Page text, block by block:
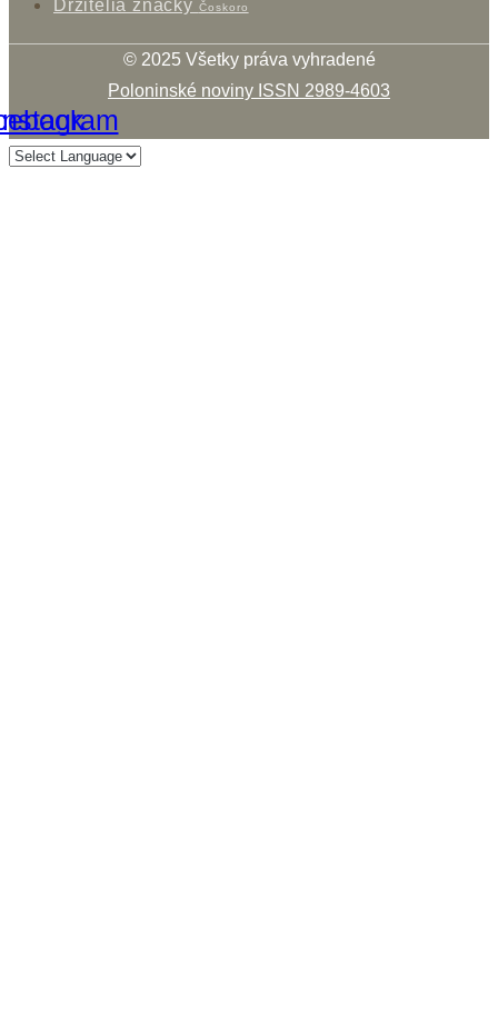
Držitelia značky Čoskoro
© 2025 Všetky práva vyhradené
Poloninské noviny ISSN 2989-4603